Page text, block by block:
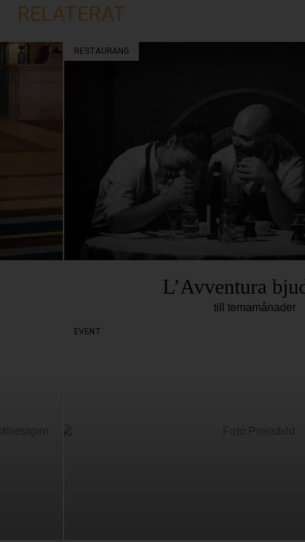
RELATERAT
RESTAURANG
L’Avventura
till temamånader
EVENT